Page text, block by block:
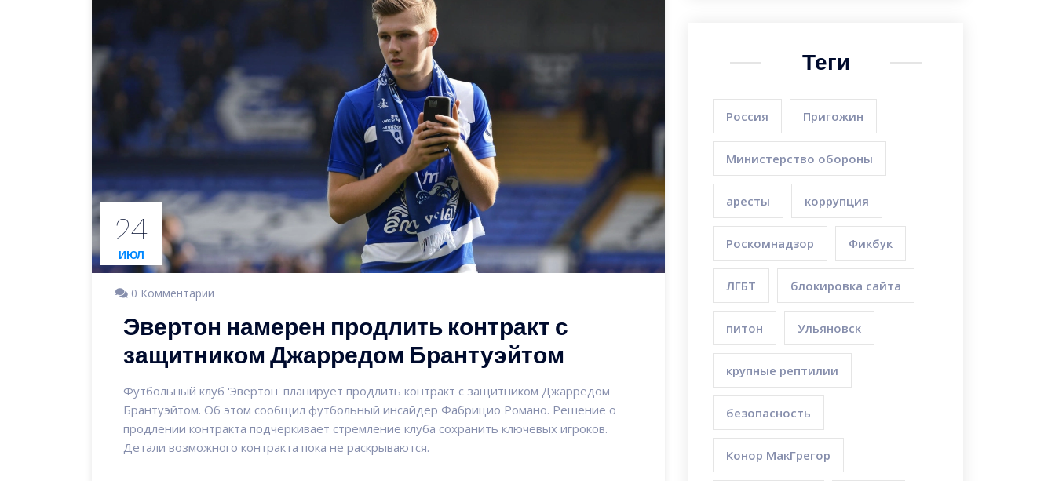
24
ИЮЛ
0 Комментарии
Эвертон намерен продлить контракт с
защитником Джарредом Брантуэйтом
Футбольный клуб 'Эвертон' планирует продлить контракт с защитником Джарредом
Брантуэйтом. Об этом сообщил футбольный инсайдер Фабрицио Романо. Решение о
продлении контракта подчеркивает стремление клуба сохранить ключевых игроков.
Детали возможного контракта пока не раскрываются.
Теги
Россия Пригожин
Министерство обороны
аресты коррупция
Роскомнадзор Фикбук
ЛГБТ блокировка сайта
питон Ульяновск
крупные рептилии
безопасность
Конор МакГрегор